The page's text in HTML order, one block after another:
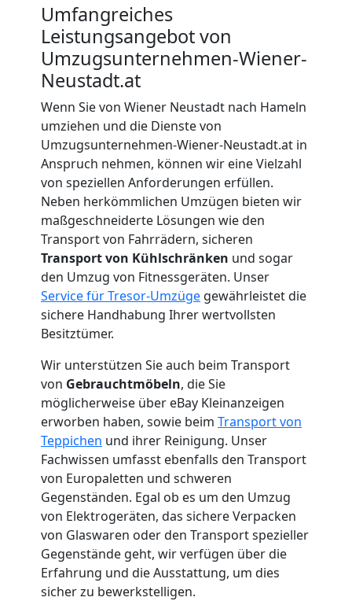
Umfangreiches
Leistungsangebot von
Umzugsunternehmen-Wiener-
Neustadt.at
Wenn Sie von Wiener Neustadt nach Hameln
umziehen und die Dienste von
Umzugsunternehmen-Wiener-Neustadt.at in
Anspruch nehmen, können wir eine Vielzahl
von speziellen Anforderungen erfüllen.
Neben herkömmlichen Umzügen bieten wir
maßgeschneiderte Lösungen wie den
Transport von Fahrrädern, sicheren
Transport von Kühlschränken und sogar
den Umzug von Fitnessgeräten. Unser
Service für Tresor-Umzüge gewährleistet die
sichere Handhabung Ihrer wertvollsten
Besitztümer.
Wir unterstützen Sie auch beim Transport
von Gebrauchtmöbeln, die Sie
möglicherweise über eBay Kleinanzeigen
erworben haben, sowie beim Transport von
Teppichen und ihrer Reinigung. Unser
Fachwissen umfasst ebenfalls den Transport
von Europaletten und schweren
Gegenständen. Egal ob es um den Umzug
von Elektrogeräten, das sichere Verpacken
von Glaswaren oder den Transport spezieller
Gegenstände geht, wir verfügen über die
Erfahrung und die Ausstattung, um dies
sicher zu bewerkstelligen.
Möbelmontage
Wiener
Neustadt
Möbeltransport
Wiener
Neustadt
Beiladung
Wiener
Neustadt
Mini
Umzug
Wiener
Neustadt